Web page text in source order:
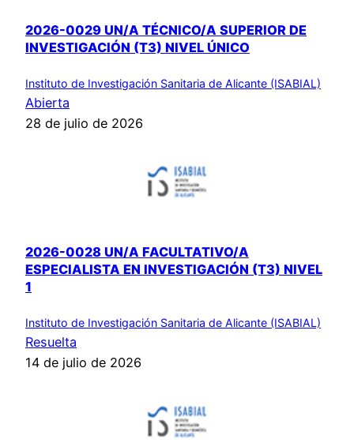
2026-0029 UN/A TÉCNICO/A SUPERIOR DE
INVESTIGACIÓN (T3) NIVEL ÚNICO
Instituto de Investigación Sanitaria de Alicante (ISABIAL)
Abierta
28 de julio de 2026
2026-0028 UN/A FACULTATIVO/A
ESPECIALISTA EN INVESTIGACIÓN (T3) NIVEL
1
Instituto de Investigación Sanitaria de Alicante (ISABIAL)
Resuelta
14 de julio de 2026